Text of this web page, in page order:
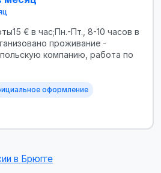
€ в час;Пн.-Пт., 8-10 часов в
проживание -
компанию, работа по
оформление
в Брюгге